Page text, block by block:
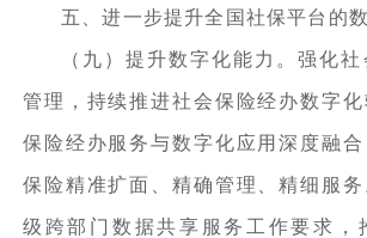
五、进一步提升全国社保平台的
（九）提升数字化能力。强化
管理，持续推进社会保险经办数字
保险经办服务与数字化应用深度融
保险精准扩面、精确管理、精细服
级跨部门数据共享服务工作要求，